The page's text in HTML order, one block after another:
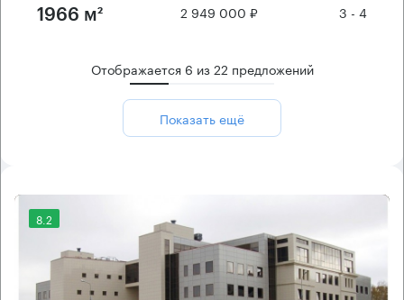
1966 м² 2 949 000 ₽ 3 - 4
Отображается 6 из22 предложений
Показать ещё
8.2